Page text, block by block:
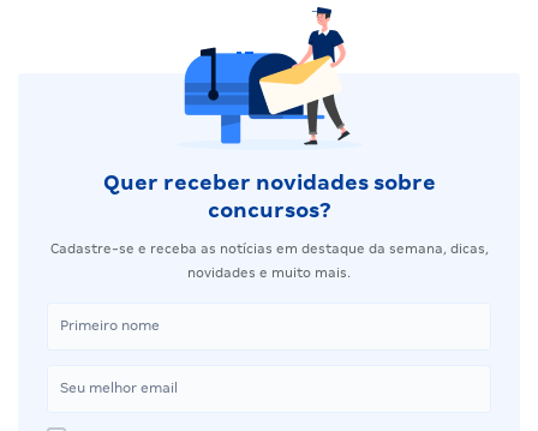
Quer receber novidades sobre
concursos?
Cadastre-se e receba as notícias em destaque da semana, dicas,
novidades e muito mais.